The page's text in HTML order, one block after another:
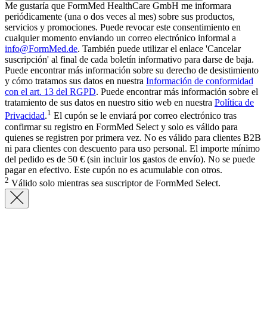
Me gustaría que FormMed HealthCare GmbH me informara
periódicamente (una o dos veces al mes) sobre sus productos,
servicios y promociones. Puede revocar este consentimiento en
cualquier momento enviando un correo electrónico informal a
info@FormMed.de. También puede utilizar el enlace 'Cancelar
suscripción' al final de cada boletín informativo para darse de baja.
Puede encontrar más información sobre su derecho de desistimiento
y cómo tratamos sus datos en nuestra Información de conformidad
con el art. 13 del RGPD. Puede encontrar más información sobre el
tratamiento de sus datos en nuestro sitio web en nuestra Política de
Privacidad.1 El cupón se le enviará por correo electrónico tras
confirmar su registro en FormMed Select y solo es válido para
quienes se registren por primera vez. No es válido para clientes B2B
ni para clientes con descuento para uso personal. El importe mínimo
del pedido es de 50 € (sin incluir los gastos de envío). No se puede
pagar en efectivo. Este cupón no es acumulable con otros.
2 Válido solo mientras sea suscriptor de FormMed Select.